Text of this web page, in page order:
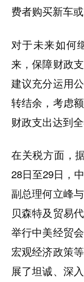
费者购买新车或
对于未来如何
来，保障财政
建议充分运用
转结余，考虑
财政支出达到
在关税方面，
28日至29日，
副总理何立峰
贝森特及贸易
举行中美经贸
宏观经济政策
展了坦诚、深